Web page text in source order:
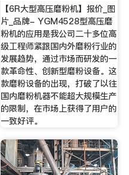
【6R大型高压磨粉机】报价_图
片_品牌- YGM4528型高压磨
粉机的应用是我公司二十多位高
级工程师紧跟国内外磨粉行业的
发展趋势，通过市场而研发的一
款革命性、创新型磨粉设备。这
款磨粉设备的出现，打破了以往
国内磨粉机器不能超大规模生产
的限制，在市场上获得了用户的
一致好评。